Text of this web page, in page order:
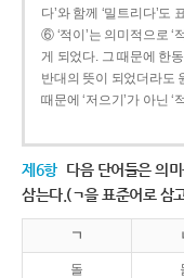
다’와 함께 ‘밀트리다’도
⑥ ‘적이’는 의미적으로 ‘
게 되었다. 그 때문에 한
반대의 뜻이 되었더라도
때문에 ‘저으기’가 아닌 ‘
제6항 다음 단어들은 의
삼는다.(ㄱ을 표준어로 삼
ㄱ
돌